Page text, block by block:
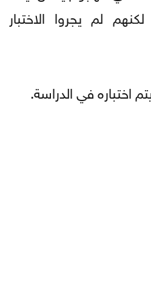
لم يجروا الاختبار
اختباره في الدراسة.